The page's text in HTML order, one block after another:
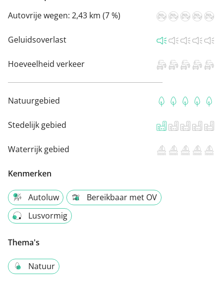
Autovrije wegen: 2,43 km (7 %)
Geluidsoverlast
Hoeveelheid verkeer
Natuurgebied
Stedelijk gebied
Waterrijk gebied
Kenmerken
Autoluw
Bereikbaar met OV
Lusvormig
Thema's
Natuur